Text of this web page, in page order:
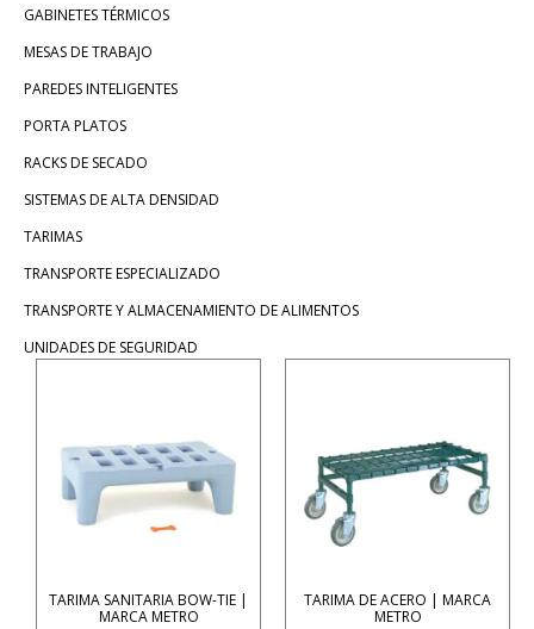
GABINETES TÉRMICOS
MESAS DE TRABAJO
PAREDES INTELIGENTES
PORTA PLATOS
RACKS DE SECADO
SISTEMAS DE ALTA DENSIDAD
TARIMAS
TRANSPORTE ESPECIALIZADO
TRANSPORTE Y ALMACENAMIENTO DE ALIMENTOS
UNIDADES DE SEGURIDAD
TARIMA SANITARIA BOW-TIE |
MARCA METRO
TARIMA DE ACERO | MARCA
METRO